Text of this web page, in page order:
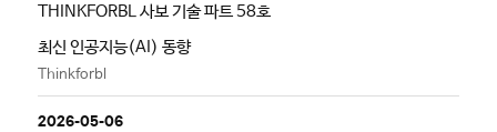
THINKFORBL 사보 기술 파트 58호
최신 인공지능(AI) 동향
Thinkforbl
2026-05-06